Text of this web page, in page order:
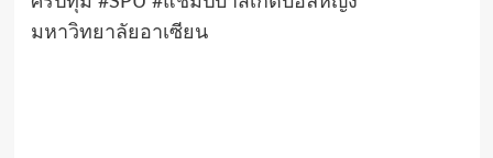
มหาวิทยาลัยอาเซียน